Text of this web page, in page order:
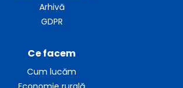
Ce facem
Cum lucăm
Arhivă
GDPR